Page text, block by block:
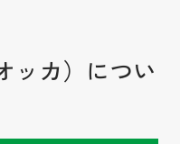
ッカ）につい